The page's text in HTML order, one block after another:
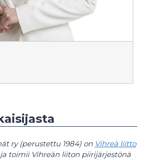
ry (perustettu 1984) on Vihreä liitto
toimii Vihreän liiton piirijärjestönä